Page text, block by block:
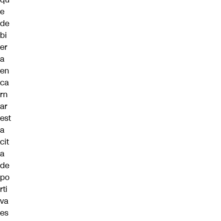
e
de
bi
er
a
en
ca
rn
ar
est
a
cit
a
de
po
rti
va
es